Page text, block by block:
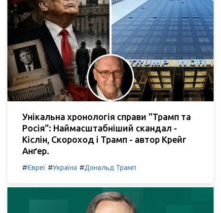
Унікальна хронологія справи "Трамп та
Росія": Наймасштабніший скандал -
Кіслін, Скороход і Трамп - автор Крейг
Анґер.
#Євреї #Україна #Дональд Трамп